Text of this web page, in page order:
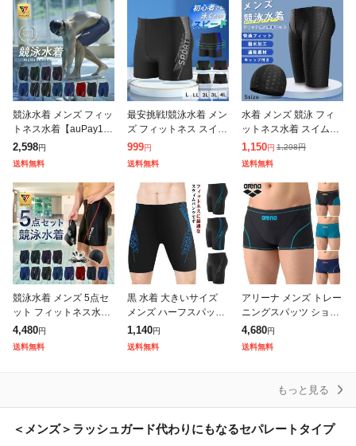
競泳水着 メンズ フィッ
トネス水着【auPay1
位!】SPALTAX 競泳用
水着 ひざ丈 スイミング
ィッ
2,598円
送料無料
最安挑戦!競泳水着 メン
ズ フィットネス スイミ
ングパンツ スイムパン
ツ 練習用 競技用 男子
ウェア
999円
送料無料
水着 メンズ 競泳 フィ
ットネス水着 スイムウ
ェア 競パン スイミング
パンツ セット 水泳 プ
水着 メン
1,150円 1,298円
送料無料
競泳水着 メンズ 5点セ
ット フィットネス水着
【auPay1位!】SPALTA
X 競泳水着 ゴーグル キ
4,480円
送料無料
黒 水着 大きいサイズ
メンズ ハーフスパッツ
競泳水着 ジム スイミン
グパンツ UVカット 水
1,140円
送料無料
アリーナ メンズ トレー
ニングスパッツ ショー
トレッグ スイムウエア
スイミング 水泳 競泳水
4,680円
送料無料
もっと見る
＜メンズ＞ラッシュガード代わりにもなるセパレートタイプ